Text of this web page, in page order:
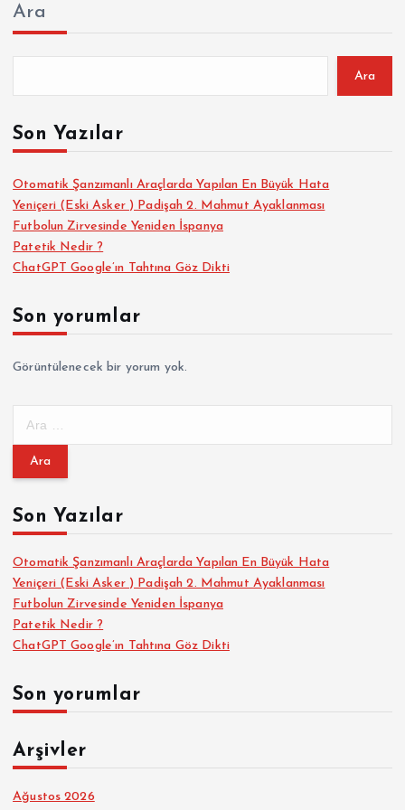
Ara
Ara
Son Yazılar
Otomatik Şanzımanlı Araçlarda Yapılan En Büyük Hata
Yeniçeri (Eski Asker ) Padişah 2. Mahmut Ayaklanması
Futbolun Zirvesinde Yeniden İspanya
Patetik Nedir ?
ChatGPT Google’ın Tahtına Göz Dikti
Son yorumlar
Görüntülenecek bir yorum yok.
m
:Son Yazılar
Otomatik Şanzımanlı Araçlarda Yapılan En Büyük Hata
Yeniçeri (Eski Asker ) Padişah 2. Mahmut Ayaklanması
Futbolun Zirvesinde Yeniden İspanya
Patetik Nedir ?
ChatGPT Google’ın Tahtına Göz Dikti
Son yorumlar
Arşivler
Ağustos 2026